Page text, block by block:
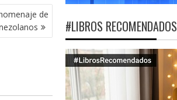
de
#LIBROS RECOMENDADOS